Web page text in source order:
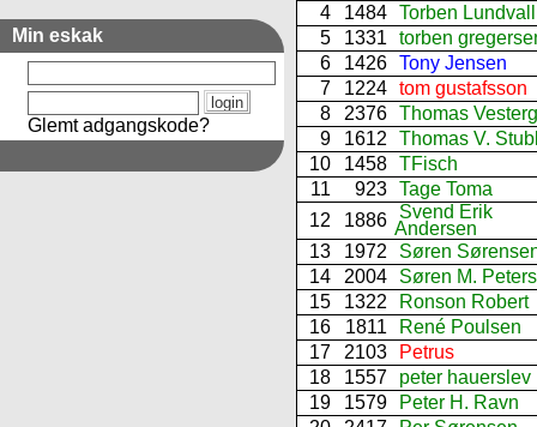
Min eskak
Glemt adgangskode?
4
1484 Torben Lundvall
5
1331
torben
6
1426 Tony Jensen
7
1224 tom gustafsson
8
2376 Thomas
9
1612
Thomas V.
10
1458 TFisch
11
923 Tage Toma
12
1886
Svend Erik
Andersen
13
1972
Søren
14
2004
Søren M.
15
1322
Ronson Robert
16
1811
René Poulsen
17
2103
Petrus
18
1557
peter hauerslev
19
1579
Peter H. Ravn